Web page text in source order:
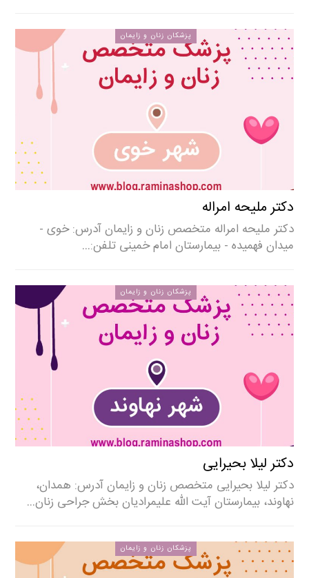
پزشکان زنان و زایمان
دکتر ملیحه امراله
دکتر ملیحه امراله متخصص زنان و زایمان آدرس: خوی -
میدان فهمیده - بیمارستان امام خمینی تلفن:…
پزشکان زنان و زایمان
دکتر لیلا بحیرایی
دکتر لیلا بحیرایی متخصص زنان و زایمان آدرس: همدان،
نهاوند، بیمارستان آیت الله علیمرادیان بخش جراحی زنان…
پزشکان زنان و زایمان